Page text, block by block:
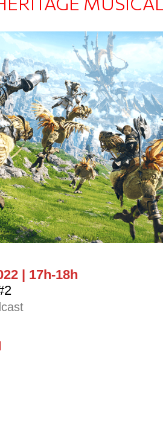
| 17h-18h